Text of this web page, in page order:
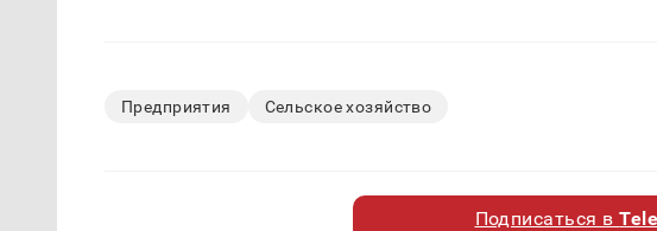
Предприятия Сельское хозяйство
Подписаться в